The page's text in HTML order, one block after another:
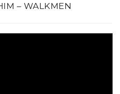
– WALKMEN